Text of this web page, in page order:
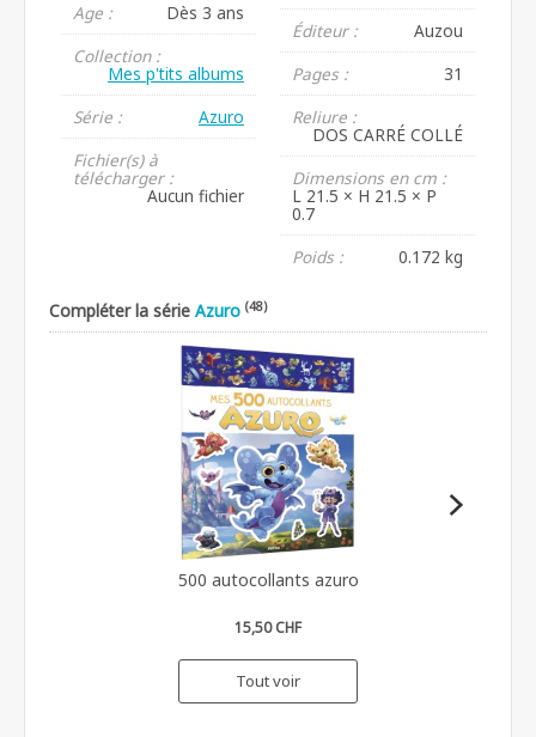
Age :
Dès 3 ans
Collection :
Mes p'tits albums
Série :
Azuro
Fichier(s) à
télécharger :
Aucun fichier
Éditeur :
Auzou
Pages :
31
Reliure :
DOS CARRÉ COLLÉ
Dimensions en cm :
L 21.5 × H 21.5 × P
0.7
Poids :
0.172 kg
Compléter la série Azuro (48)
500 autocollants azuro
15,50 CHF
Tout voir